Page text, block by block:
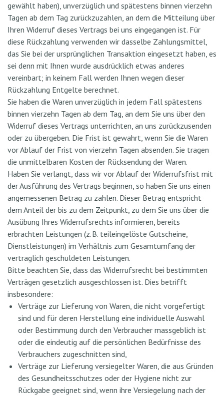
gewählt haben), unverzüglich und spätestens binnen vierzehn
Tagen ab dem Tag zurückzuzahlen, an dem die Mitteilung über
Ihren Widerruf dieses Vertrags bei uns eingegangen ist. Für
diese Rückzahlung verwenden wir dasselbe Zahlungsmittel,
das Sie bei der ursprünglichen Transaktion eingesetzt haben, es
sei denn mit Ihnen wurde ausdrücklich etwas anderes
vereinbart; in keinem Fall werden Ihnen wegen dieser
Rückzahlung Entgelte berechnet.
Sie haben die Waren unverzüglich in jedem Fall spätestens
binnen vierzehn Tagen ab dem Tag, an dem Sie uns über den
Widerruf dieses Vertrags unterrichten, an uns zurückzusenden
oder zu übergeben. Die Frist ist gewahrt, wenn Sie die Waren
vor Ablauf der Frist von vierzehn Tagen absenden. Sie tragen
die unmittelbaren Kosten der Rücksendung der Waren.
Haben Sie verlangt, dass wir vor Ablauf der Widerrufsfrist mit
der Ausführung des Vertrags beginnen, so haben Sie uns einen
angemessenen Betrag zu zahlen. Dieser Betrag entspricht
dem Anteil der bis zu dem Zeitpunkt, zu dem Sie uns über die
Ausübung Ihres Widerrufsrechts informieren, bereits
erbrachten Leistungen (z. B. teileingelöste Gutscheine,
Dienstleistungen) im Verhältnis zum Gesamtumfang der
vertraglich geschuldeten Leistungen.
Bitte beachten Sie, dass das Widerrufsrecht bei bestimmten
Verträgen gesetzlich ausgeschlossen ist. Dies betrifft
insbesondere:
Verträge zur Lieferung von Waren, die nicht vorgefertigt
sind und für deren Herstellung eine individuelle Auswahl
oder Bestimmung durch den Verbraucher massgeblich ist
oder die eindeutig auf die persönlichen Bedürfnisse des
Verbrauchers zugeschnitten sind,
Verträge zur Lieferung versiegelter Waren, die aus Gründen
des Gesundheitsschutzes oder der Hygiene nicht zur
Rückgabe geeignet sind, wenn ihre Versiegelung nach der